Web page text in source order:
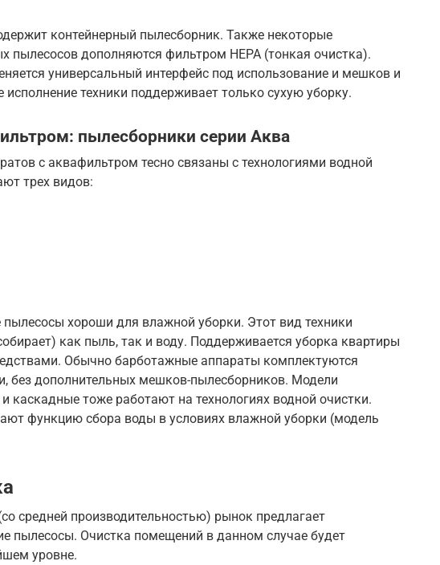
контейнерный пылесборник. Также некоторые
пылесосов дополняются фильтром НЕРА (тонкая очистка).
универсальный интерфейс под использование и мешков и
исполнение техники поддерживает только сухую уборку.
пылесборники серии Аква
с аквафильтром тесно связаны с технологиями водной
трех видов:
хороши для влажной уборки. Этот вид техники
как пыль, так и воду. Поддерживается уборка квартиры
Обычно барботажные аппараты комплектуются
без дополнительных мешков-пылесборников. Модели
каскадные тоже работают на технологиях водной очистки.
функцию сбора воды в условиях влажной уборки (модель
средней производительностью) рынок предлагает
пылесосы. Очистка помещений в данном случае будет
уровне.